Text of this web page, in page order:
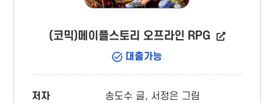
(코믹)메이플스토리 오프라인 RPG
대출가능
저자
송도수 글, 서정은 그림